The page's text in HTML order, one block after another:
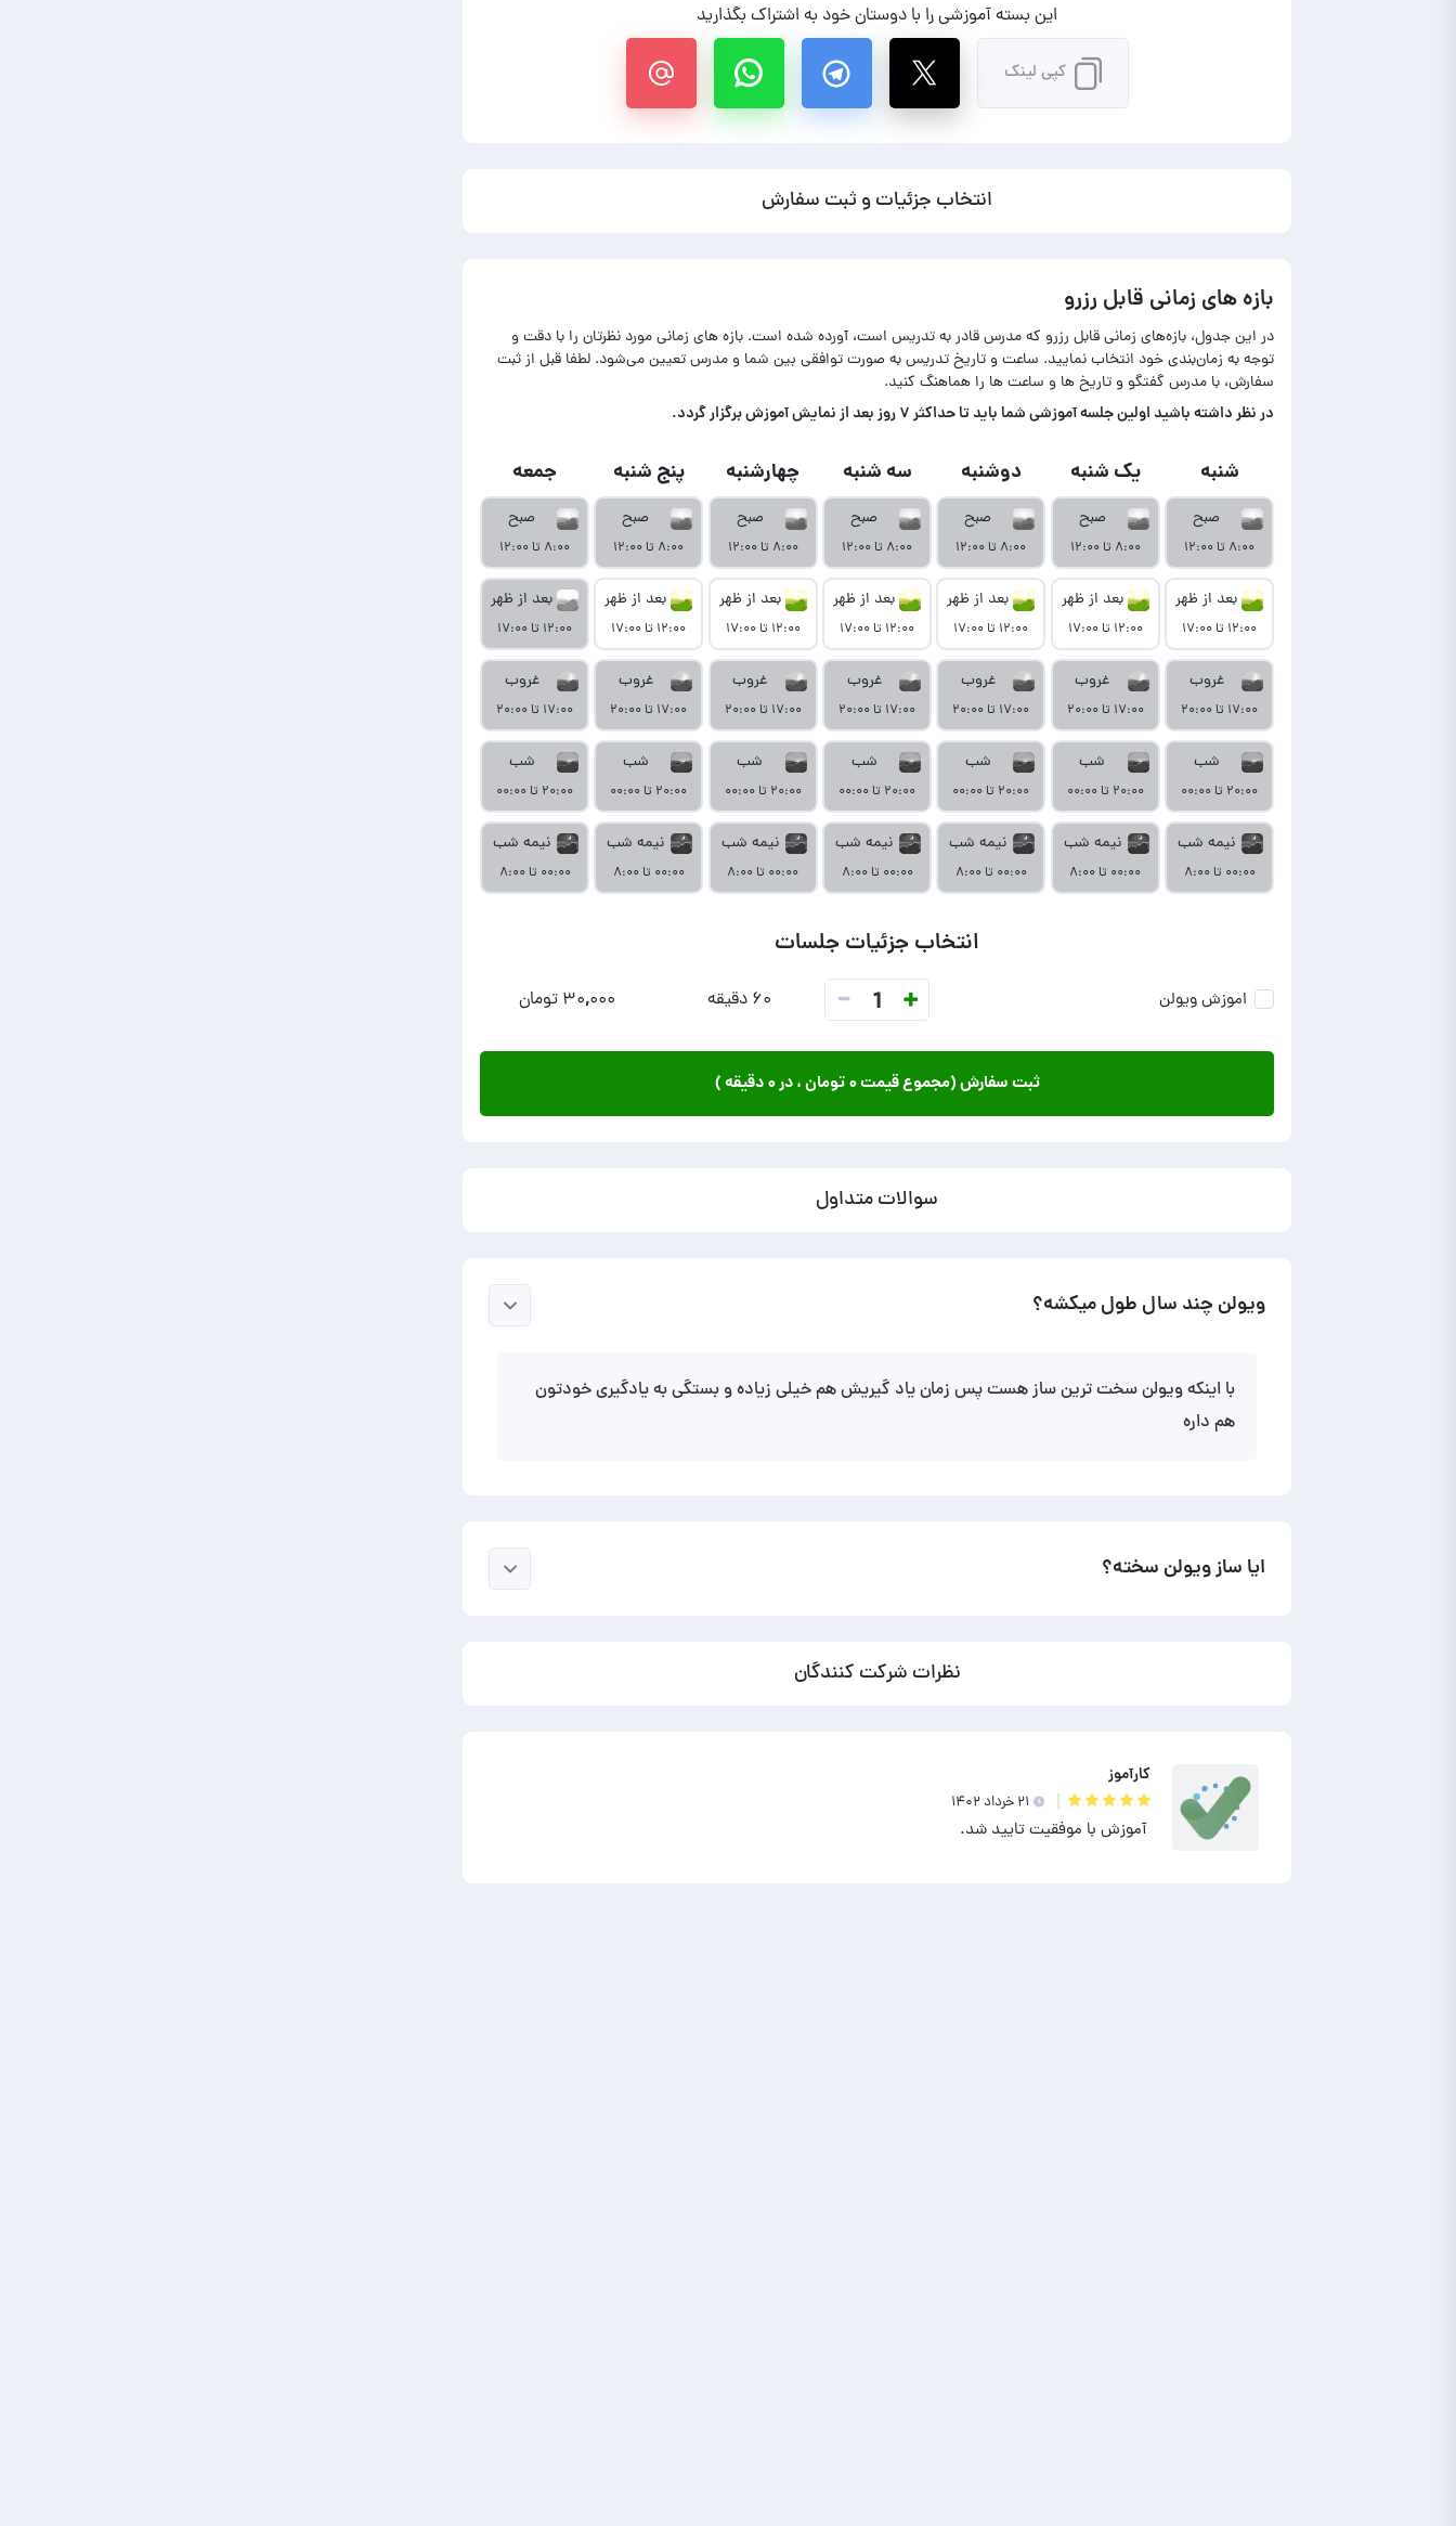
این بسته آموزشی را با دوستان خود به اشتراک بگذارید
کپی لینک
انتخاب جزئیات و ثبت سفارش
بازه های زمانی قابل رزرو
در این جدول، بازه‌های زمانی قابل رزرو که مدرس قادر به تدریس است، آورده شده است. بازه های زمانی مورد نظرتان را با دقت و
توجه به زمان‌بندی خود انتخاب نمایید. ساعت و تاریخ تدریس به صورت توافقی بین شما و مدرس تعیین می‌شود. لطفا قبل از ثبت
سفارش، با مدرس گفتگو و تاریخ ها و ساعت ها را هماهنگ کنید.
در‌ نظر داشته باشید اولین جلسه آموزشی شما باید تا حداکثر ۷ روز بعد از نمایش آموزش برگزار گردد.
شنبه
صبح
۸:۰۰ تا ۱۲:۰۰
بعد از ظهر
۱۲:۰۰ تا ۱۷:۰۰
غروب
۱۷:۰۰ تا ۲۰:۰۰
شب
۲۰:۰۰ تا ۰۰:۰۰
نیمه شب
۰۰:۰۰ تا ۸:۰۰
یک شنبه
صبح
۸:۰۰ تا ۱۲:۰۰
بعد از ظهر
۱۲:۰۰ تا ۱۷:۰۰
غروب
۱۷:۰۰ تا ۲۰:۰۰
شب
۲۰:۰۰ تا ۰۰:۰۰
نیمه شب
۰۰:۰۰ تا ۸:۰۰
دوشنبه
صبح
۸:۰۰ تا ۱۲:۰۰
بعد از ظهر
۱۲:۰۰ تا ۱۷:۰۰
غروب
۱۷:۰۰ تا ۲۰:۰۰
شب
۲۰:۰۰ تا ۰۰:۰۰
نیمه شب
۰۰:۰۰ تا ۸:۰۰
سه شنبه
صبح
۸:۰۰ تا ۱۲:۰۰
بعد از ظهر
۱۲:۰۰ تا ۱۷:۰۰
غروب
۱۷:۰۰ تا ۲۰:۰۰
شب
۲۰:۰۰ تا ۰۰:۰۰
نیمه شب
۰۰:۰۰ تا ۸:۰۰
چهارشنبه
صبح
۸:۰۰ تا ۱۲:۰۰
بعد از ظهر
۱۲:۰۰ تا ۱۷:۰۰
غروب
۱۷:۰۰ تا ۲۰:۰۰
شب
۲۰:۰۰ تا ۰۰:۰۰
نیمه شب
۰۰:۰۰ تا ۸:۰۰
پنج شنبه
صبح
۸:۰۰ تا ۱۲:۰۰
بعد از ظهر
۱۲:۰۰ تا ۱۷:۰۰
غروب
۱۷:۰۰ تا ۲۰:۰۰
شب
۲۰:۰۰ تا ۰۰:۰۰
نیمه شب
۰۰:۰۰ تا ۸:۰۰
جمعه
صبح
۸:۰۰ تا ۱۲:۰۰
بعد از ظهر
۱۲:۰۰ تا ۱۷:۰۰
غروب
۱۷:۰۰ تا ۲۰:۰۰
شب
۲۰:۰۰ تا ۰۰:۰۰
نیمه شب
۰۰:۰۰ تا ۸:۰۰
انتخاب جزئیات جلسات
اموزش ویولن +
1
- ۶۰ دقیقه ۳۰,۰۰۰ تومان
ثبت سفارش (مجموع قیمت۰ تومان ، در۰ دقیقه )
سوالات متداول
ویولن چند سال طول میکشه؟
با اینکه ویولن سخت ترین ساز هست پس زمان یاد گیریش هم خیلی زیاده و بستگی به یادگیری خودتون
هم داره
ایا ساز ویولن سخته؟
نظرات شرکت کنندگان
کارآموز
۲۱ خرداد ۱۴۰۲
آموزش با موفقیت تایید شد.